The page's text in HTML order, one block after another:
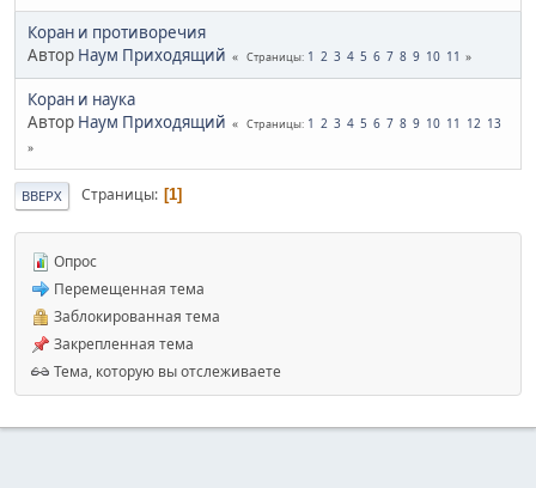
Коран и противоречия
Автор Наум Приходящий Страницы 1 2 3 4 5 6 7 8 9 10 11
Коран и наука
Автор Наум Приходящий Страницы 1 2 3 4 5 6 7 8 9 10 11 12 13
ВВЕРХ Страницы 1
Опрос
Перемещенная тема
Заблокированная тема
Закрепленная тема
Тема, которую вы отслеживаете